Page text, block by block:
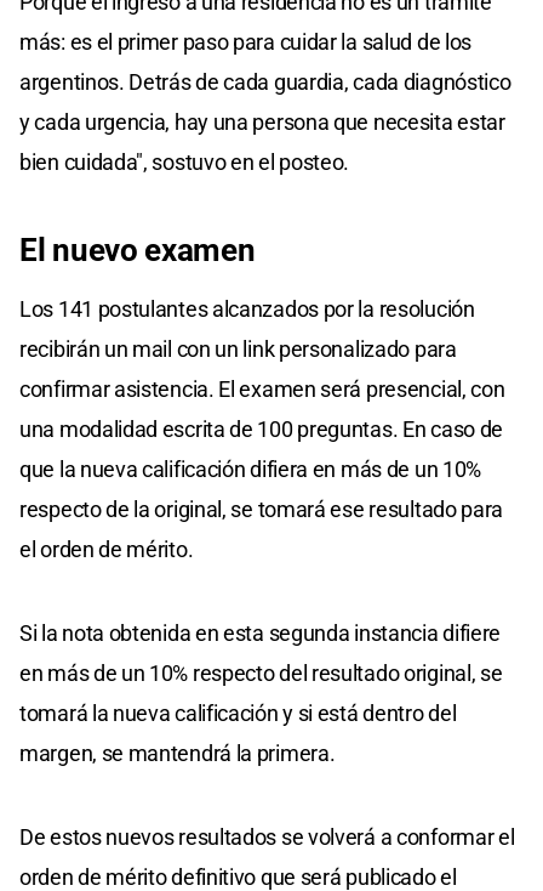
más: es el primer paso para cuidar la salud de los
argentinos. Detrás de cada guardia, cada diagnóstico
y cada urgencia, hay una persona que necesita estar
bien cuidada", sostuvo en el posteo.
El nuevo examen
Los 141 postulantes alcanzados por la resolución
recibirán un mail con un link personalizado para
confirmar asistencia. El examen será presencial, con
una modalidad escrita de 100 preguntas. En caso de
que la nueva calificación difiera en más de un 10%
respecto de la original, se tomará ese resultado para
el orden de mérito.
Si la nota obtenida en esta segunda instancia difiere
en más de un 10% respecto del resultado original, se
tomará la nueva calificación y si está dentro del
margen, se mantendrá la primera.
De estos nuevos resultados se volverá a conformar el
orden de mérito definitivo que será publicado el